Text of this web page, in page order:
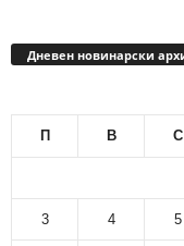
Дневен новинарски
П В С
3 4 5